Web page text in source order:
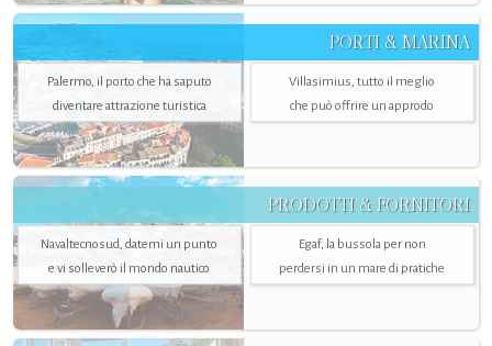
PORTI & MARINA
Palermo, il porto che ha saputo
diventare attrazione turistica
Villasimius, tutto il meglio
che può offrire un approdo
PRODOTTI & FORNITORI
Navaltecnosud, datemi un punto
e vi solleverò il mondo nautico
Egaf, la bussola per non
perdersi in un mare di pratiche